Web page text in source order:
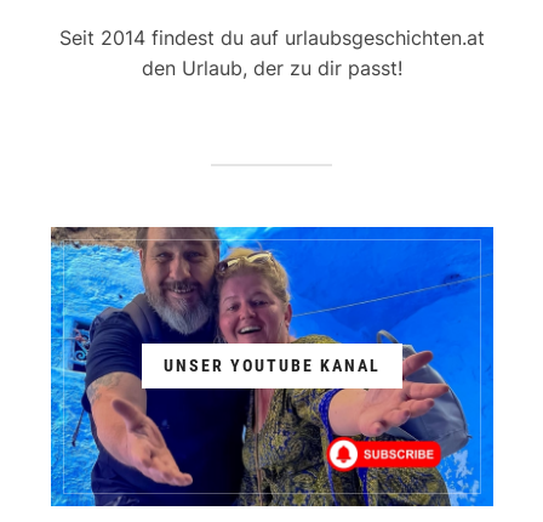
Seit 2014 findest du auf urlaubsgeschichten.at
den Urlaub, der zu dir passt!
UNSER YOUTUBE KANAL